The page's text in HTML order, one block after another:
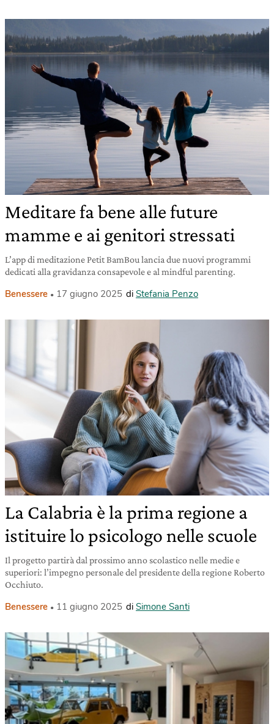
Meditare fa bene alle future
mamme e ai genitori stressati
L’app di meditazione Petit BamBou lancia due nuovi programmi
dedicati alla gravidanza consapevole e al mindful parenting.
Benessere 17 giugno 2025 di Stefania Penzo
La Calabria è la prima regione a
istituire lo psicologo nelle scuole
Il progetto partirà dal prossimo anno scolastico nelle medie e
superiori: l’impegno personale del presidente della regione Roberto
Occhiuto.
Benessere 11 giugno 2025 di Simone Santi